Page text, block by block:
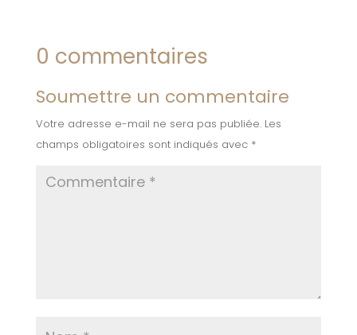
0 commentaires
Soumettre un commentaire
Votre adresse e-mail ne sera pas publiée. Les
champs obligatoires sont indiqués avec *